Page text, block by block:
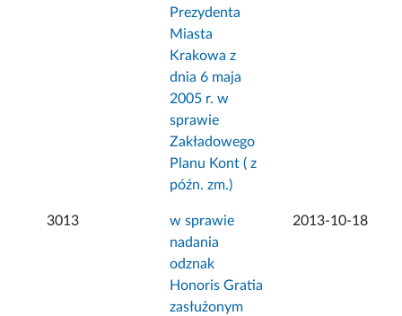
Prezydenta
Miasta
Krakowa z
dnia 6 maja
2005 r. w
sprawie
Zakładowego
Planu Kont ( z
późn. zm.)
3013
w sprawie
nadania
odznak
Honoris Gratia
zasłużonym
2013-10-18